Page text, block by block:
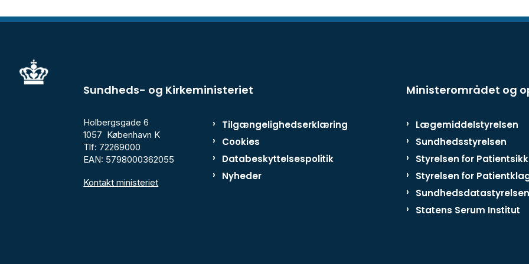
Sundheds- og Kirkeministeriet Ministerområdet og
Holbergsgade 6
1057 København K
Tlf: 72269000
EAN: 5798000362055
Kontakt ministeriet
Tilgængelighedserklæring
Cookies
Databeskyttelsespolitik
Nyheder
Lægemiddelstyrelsen
Sundhedsstyrelsen
Styrelsen for
Styrelsen for
Sundhedsdatastyrelsen
Statens Serum Institut